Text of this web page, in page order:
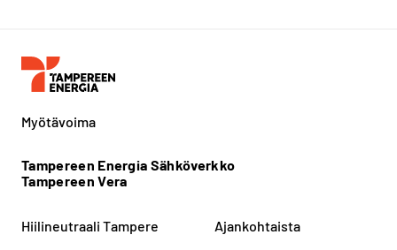
Myötävoima
Tampereen Energia Sähköverkko
Tampereen Vera
Hiilineutraali Tampere Ajankohtaista